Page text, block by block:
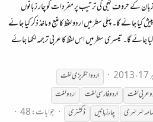
کے حروف تہجی کی ترتیب پر مفردات کو چار زبانوں
جائے گا۔ پہلی سطر میں اردو لفظ کا منبع و ماخذ ذکر کیا جائے
جائے گا۔ تیسری سطر میں اس لفظ کا عربی ترجمہ لکھا جائے
اردو انگریزی لغت
عربی لغت اردو فارسی لغت
اردو لغت
سَرسَری چار زبانیں ڈکشنری
جوابات: 48